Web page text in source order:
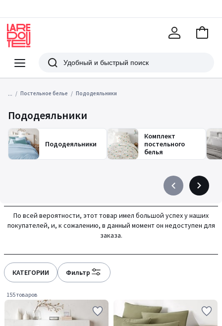
Меню
Redoute
Поиск
В
... Постельное белье Пододеяльники
Пододеяльники
Пододеяльники
Комплект
постельного
белья
Précédent
à
gauche
Suivant
à
droite
По всей вероятности, этот товар имел большой успех у наших
покупателей, и, к сожалению, в данный момент он недоступен для
заказа.
КАТЕГОРИИ Фильтр
155 товаров